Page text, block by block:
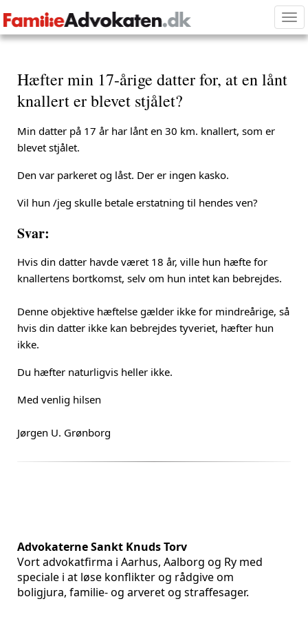
Hæfter min 17-årige datter for, at en lånt
knallert er blevet stjålet?
Min datter på 17 år har lånt en 30 km. knallert, som er
blevet stjålet.
Den var parkeret og låst. Der er ingen kasko.
Vil hun /jeg skulle betale erstatning til hendes ven?
Svar:
Hvis din datter havde været 18 år, ville hun hæfte for
knallertens bortkomst, selv om hun intet kan bebrejdes.
Denne objektive hæftelse gælder ikke for mindreårige, så
hvis din datter ikke kan bebrejdes tyveriet, hæfter hun
ikke.
Du hæfter naturligvis heller ikke.
Med venlig hilsen
Jørgen U. Grønborg
Advokaterne Sankt Knuds Torv
Vort advokatfirma i Aarhus, Aalborg og Ry med
speciale i at løse konflikter og rådgive om
boligjura, familie- og arveret og straffesager.